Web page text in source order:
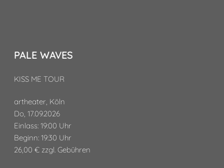
PALE WAVES
KISS ME TOUR
artheater, Köln
Do, 17.09.2026
Einlass: 19:00 Uhr
Beginn: 19:30 Uhr
26,00 € zzgl. Gebühren